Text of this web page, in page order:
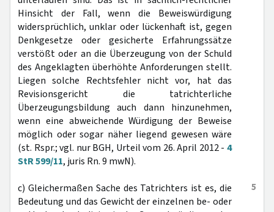
Hinsicht der Fall, wenn die Beweiswürdigung
widersprüchlich, unklar oder lückenhaft ist, gegen
Denkgesetze oder gesicherte Erfahrungssätze
verstößt oder an die Überzeugung von der Schuld
des Angeklagten überhöhte Anforderungen stellt.
Liegen solche Rechtsfehler nicht vor, hat das
Revisionsgericht die tatrichterliche
Überzeugungsbildung auch dann hinzunehmen,
wenn eine abweichende Würdigung der Beweise
möglich oder sogar näher liegend gewesen wäre
(st. Rspr.; vgl. nur BGH, Urteil vom 26. April 2012 - 4
StR 599/11, juris Rn. 9 mwN).
5
c) Gleichermaßen Sache des Tatrichters ist es, die
Bedeutung und das Gewicht der einzelnen be- oder